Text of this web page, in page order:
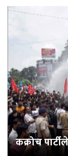
कक्रोच